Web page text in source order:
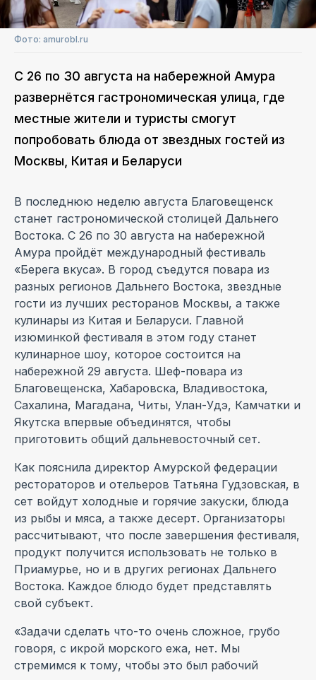
Фото: amurobl.ru
С 26 по 30 августа на набережной Амура
развернётся гастрономическая улица, где
местные жители и туристы смогут
попробовать блюда от звездных гостей из
Москвы, Китая и Беларуси
В последнюю неделю августа Благовещенск
станет гастрономической столицей Дальнего
Востока. С 26 по 30 августа на набережной
Амура пройдёт международный фестиваль
«Берега вкуса». В город съедутся повара из
разных регионов Дальнего Востока, звездные
гости из лучших ресторанов Москвы, а также
кулинары из Китая и Беларуси. Главной
изюминкой фестиваля в этом году станет
кулинарное шоу, которое состоится на
набережной 29 августа. Шеф-повара из
Благовещенска, Хабаровска, Владивостока,
Сахалина, Магадана, Читы, Улан-Удэ, Камчатки и
Якутска впервые объединятся, чтобы
приготовить общий дальневосточный сет.
Как пояснила директор Амурской федерации
рестораторов и отельеров Татьяна Гудзовская, в
сет войдут холодные и горячие закуски, блюда
из рыбы и мяса, а также десерт. Организаторы
рассчитывают, что после завершения фестиваля,
продукт получится использовать не только в
Приамурье, но и в других регионах Дальнего
Востока. Каждое блюдо будет представлять
свой субъект.
«Задачи сделать что-то очень сложное, грубо
говоря, с икрой морского ежа, нет. Мы
стремимся к тому, чтобы это был рабочий